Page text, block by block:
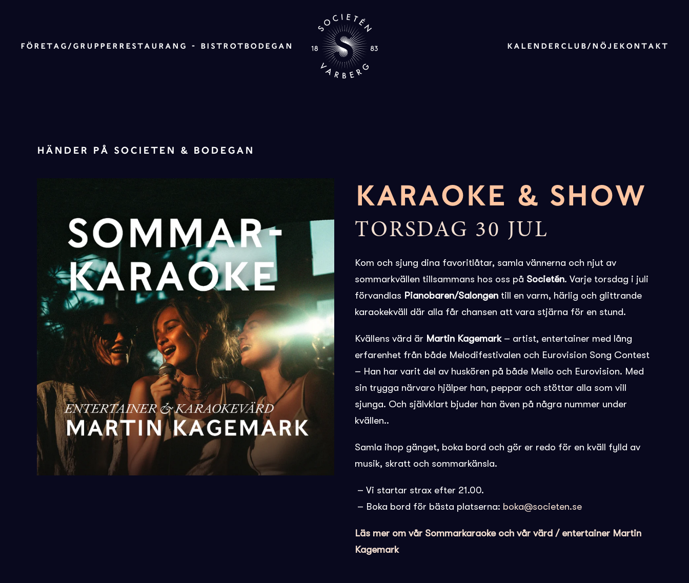
FÖRETAG/GRUPPER RESTAURANG - BISTROTBODEGAN KALENDER CLUB/NÖJE KONTAKT
HÄNDER PÅ SOCIETEN & BODEGAN
KARAOKE & SHOW
TORSDAG 30 JUL
Kom och sjung dina favoritlåtar, samla vännerna och njut av
sommarkvällen tillsammans hos oss på Societén. Varje torsdag i juli
förvandlas Pianobaren/Salongen till en varm, härlig och glittrande
karaokekväll där alla får chansen att vara stjärna för en stund.
Kvällens värd är Martin Kagemark– artist, entertainer med lång
erfarenhet från både Melodifestivalen och Eurovision Song Contest
– Han har varit del av huskören på både Mello och Eurovision. Med
sin trygga närvaro hjälper han, peppar och stöttar alla som vill
sjunga. Och självklart bjuder han även på några nummer under
kvällen..
Samla ihop gänget, boka bord och gör er redo för en kväll fylld av
musik, skratt och sommarkänsla.
– Vi startar strax efter 21.00.
– Boka bord för bästa platserna: boka@societen.se
Läs mer om vår Sommarkaraoke och vår värd / entertainer Martin
Kagemark